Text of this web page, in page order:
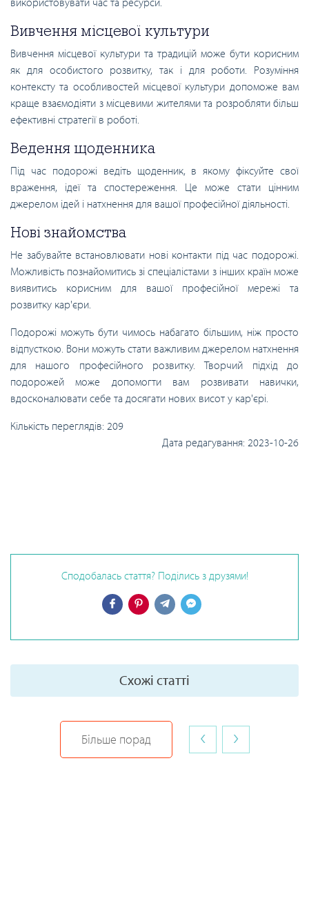
Вивчення місцевої культури
Вивчення місцевої культури та традицій може бути корисним
як для особистого розвитку, так і для роботи. Розуміння
контексту та особливостей місцевої культури допоможе вам
краще взаємодіяти з місцевими жителями та розробляти більш
ефективні стратегії в роботі.
Ведення щоденника
Під час подорожі ведіть щоденник, в якому фіксуйте свої
враження, ідеї та спостереження. Це може стати цінним
джерелом ідей і натхнення для вашої професійної діяльності.
Нові знайомства
Не забувайте встановлювати нові контакти під час подорожі.
Можливість познайомитись зі спеціалістами з інших країн може
виявитись корисним для вашої професійної мережі та
розвитку кар'єри.
Подорожі можуть бути чимось набагато більшим, ніж просто
відпусткою. Вони можуть стати важливим джерелом натхнення
для нашого професійного розвитку. Творчий підхід до
подорожей може допомогти вам розвивати навички,
вдосконалювати себе та досягати нових висот у кар'єрі.
Кількість переглядів: 209
Дата редагування: 2023-10-26
Сподобалась стаття? Поділись з друзями!
Схожі статті
Більше порад ‹ ›